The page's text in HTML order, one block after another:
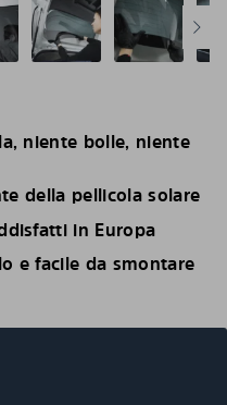
niente bolle, niente
della pellicola solare
in Europa
e facile da smontare